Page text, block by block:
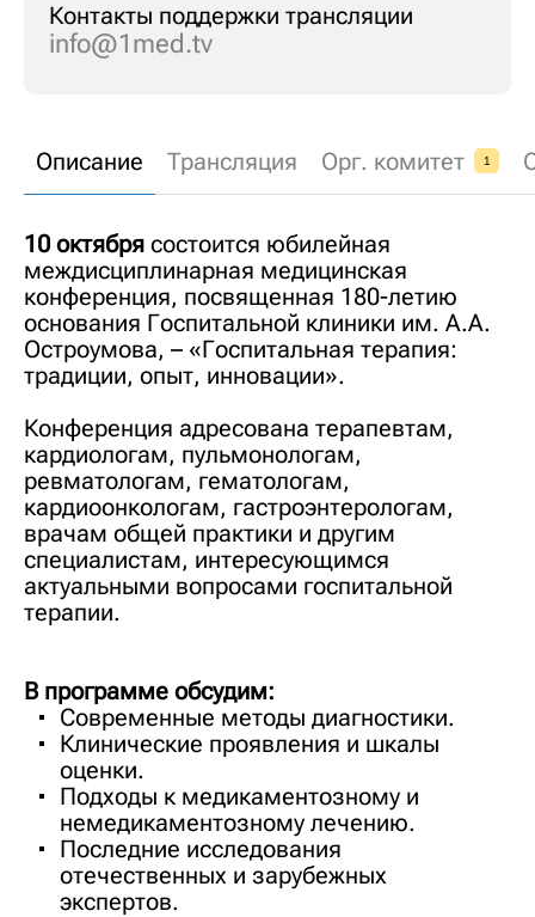
Контакты поддержки трансляции
info@1med.tv
Описание Трансляция Орг. комитет 1
10 октября состоится юбилейная
междисциплинарная медицинская
конференция, посвященная 180-летию
основания Госпитальной клиники им. А.А.
Остроумова, – «Госпитальная терапия:
традиции, опыт, инновации».
Конференция адресована терапевтам,
кардиологам, пульмонологам,
ревматологам, гематологам,
кардиоонкологам, гастроэнтерологам,
врачам общей практики и другим
специалистам, интересующимся
актуальными вопросами госпитальной
терапии.
В программе обсудим:
Современные методы диагностики.
Клинические проявления и шкалы
оценки.
Подходы к медикаментозному и
немедикаментозному лечению.
Последние исследования
отечественных и зарубежных
экспертов.